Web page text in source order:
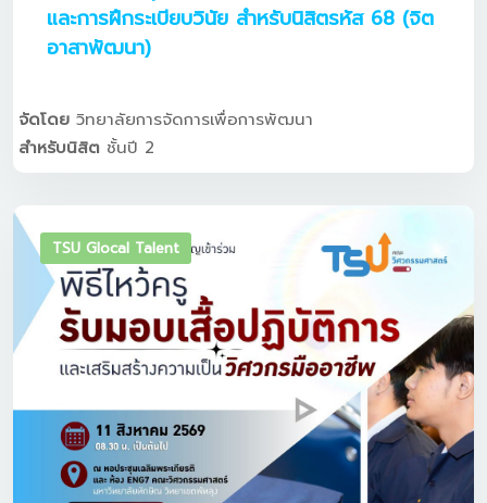
และการฝึกระเบียบวินัย สำหรับนิสิตรหัส 68 (จิต
อาสาพัฒนา)
จัดโดย วิทยาลัยการจัดการเพื่อการพัฒนา
สำหรับนิสิต ชั้นปี 2
TSU Glocal Talent